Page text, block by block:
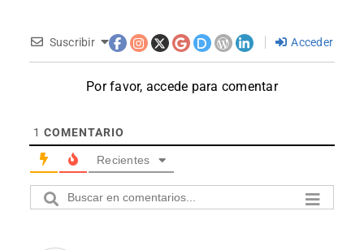
Suscribir Acceder
Por favor, accede para comentar
1 COMENTARIO
Recientes